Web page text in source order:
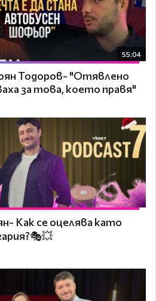
55:04
Тодоров- "Отявлено
за това, което правя"
Как се оцелява като